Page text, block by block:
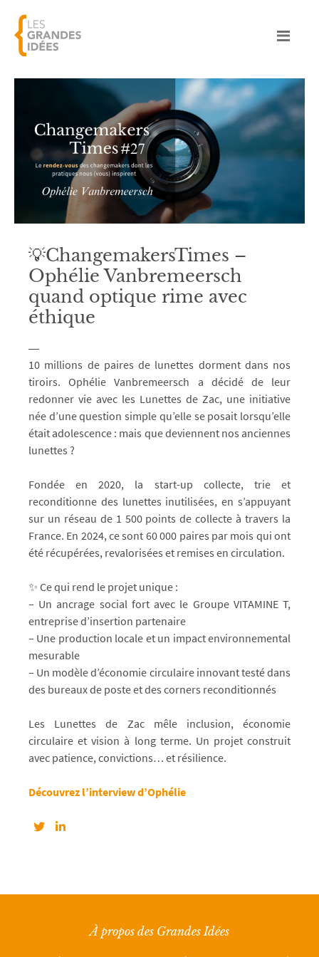
💡ChangemakersTimes –
Ophélie Vanbremeersch
quand optique rime avec
éthique
10 millions de paires de lunettes dorment dans nos
tiroirs. Ophélie Vanbremeersch a décidé de leur
redonner vie avec les Lunettes de Zac, une initiative
née d’une question simple qu’elle se posait lorsqu’elle
était adolescence : mais que deviennent nos anciennes
lunettes ?
Fondée en 2020, la start-up collecte, trie et
reconditionne des lunettes inutilisées, en s’appuyant
sur un réseau de 1 500 points de collecte à travers la
France. En 2024, ce sont 60 000 paires par mois qui ont
été récupérées, revalorisées et remises en circulation.
✨ Ce qui rend le projet unique :
– Un ancrage social fort avec le Groupe VITAMINE T,
entreprise d’insertion partenaire
– Une production locale et un impact environnemental
mesurable
– Un modèle d’économie circulaire innovant testé dans
des bureaux de poste et des corners reconditionnés
Les Lunettes de Zac mêle inclusion, économie
circulaire et vision à long terme. Un projet construit
avec patience, convictions… et résilience.
Découvrez l’interview d’Ophélie
À propos des Grandes Idées